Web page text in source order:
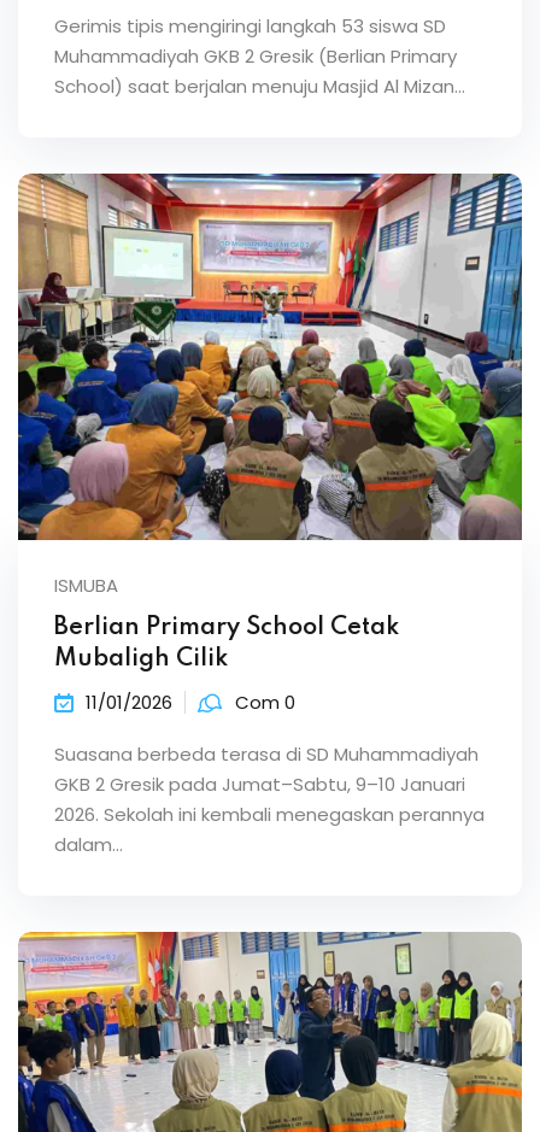
Gerimis tipis mengiringi langkah 53 siswa SD
Muhammadiyah GKB 2 Gresik (Berlian Primary
School) saat berjalan menuju Masjid Al Mizan…
ISMUBA
Berlian Primary School Cetak
Mubaligh Cilik
11/01/2026 Com 0
Suasana berbeda terasa di SD Muhammadiyah
GKB 2 Gresik pada Jumat–Sabtu, 9–10 Januari
2026. Sekolah ini kembali menegaskan perannya
dalam…